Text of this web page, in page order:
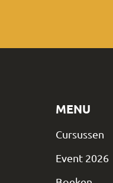
MENU
Cursussen
Event 2026